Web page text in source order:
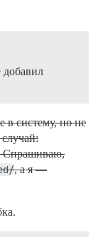
добавил
в систему, но не
Спрашиваю,
, а я —